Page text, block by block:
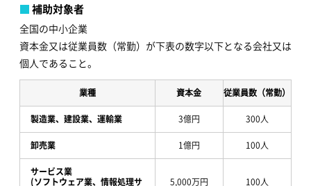
補助対象者
全国の中小企業
資本金又は従業員数（常勤）が下表の数字以下となる会社又は
個人であること。
業種 資本金 従業員数（常勤）
製造業、建設業、運輸業 3億円 300人
卸売業 1億円 100人
サービス業
(ソフトウェア業、情報処理サ
5,000万円 100人